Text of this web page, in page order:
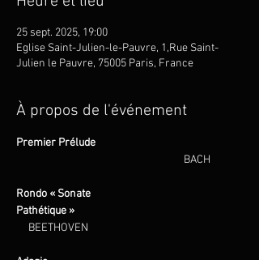
25 sept. 2025, 19:00
Eglise Saint-Julien-le-Pauvre, 1,Rue Saint-
Julien le Pauvre, 75005 Paris, France
À propos de l'événement
Premier Prélude
BACH
Rondo « Sonate
Pathétique »
BEETHOVEN